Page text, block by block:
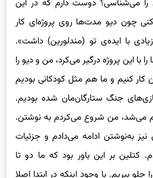
را می‌شناسی؟ دوست دارم که در این
دیو مدت‌ها روی پروژه‌ای کار
با ایده‌ی تو (مندلورین) داشت».
با این پروژه درگیر می‌کرد، من و دیو را
کار کنیم و ما هم مثل کودکانی بودیم
جنگ ستارگان‌مان شده بودیم.
می‌شد، من شروع می‌کردم به نوشتن.
به‌نوشتن ادامه می‌دادم و جزئیات
کتلین بر این باور بود که ما دو تا
جلو ببریم. با وجود اینکه در ابتدا اصلا